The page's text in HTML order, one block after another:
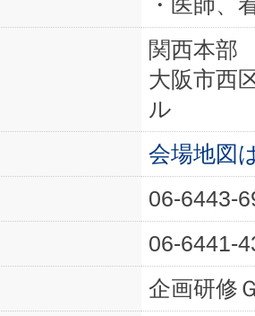
関西本部
大阪市西
ル
会場地図
06-6443-
06-6441-
企画研修